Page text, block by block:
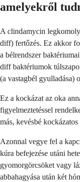
amelyekről
A clindamycin
diff) fertőzés. Ez akkor
a bélrendszer
diff baktériumok
(a vastagbél gyulladása)
Ez a kockázat az oka
figyelmeztetéssel
más, kevésbé
Azonnal vegye fel a
kúra befejezése utáni
gyomorgörcsöket vagy
abbahagyása után két